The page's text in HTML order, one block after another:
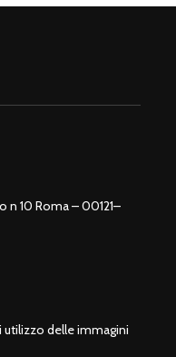
n 10 Roma – 00121–
utilizzo delle immagini